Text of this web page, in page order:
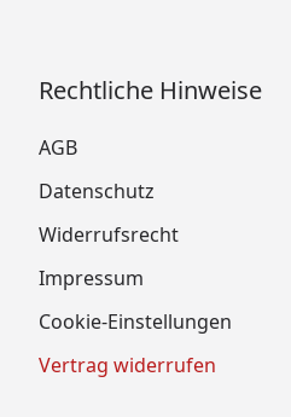
Rechtliche Hinweise
AGB
Datenschutz
Widerrufsrecht
Impressum
Cookie-Einstellungen
Vertrag widerrufen